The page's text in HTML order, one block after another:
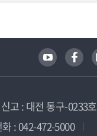
고 : 대전 동구-0233호
: 042-472-5000